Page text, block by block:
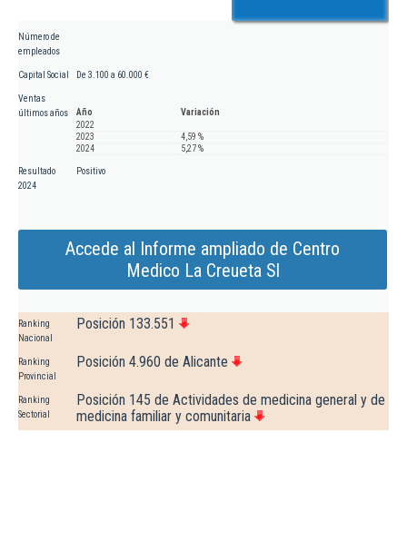
Número de
empleados
Capital Social De 3.100 a 60.000 €
Ventas
últimos años
Año
Variación
2022
2023
4,59 %
2024
5,27 %
Resultado
2024
Positivo
Accede al Informe ampliado de Centro
Medico La Creueta Sl
Ranking
Nacional
Posición 133.551
Ranking
Provincial
Posición 4.960 de Alicante
Ranking
Sectorial
Posición 145 de Actividades de medicina general y de
medicina familiar y comunitaria